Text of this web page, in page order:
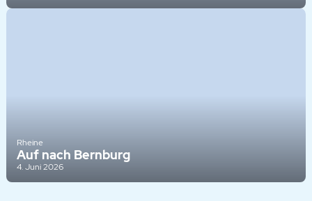
Rheine
Auf nach Bernburg
4. Juni 2026